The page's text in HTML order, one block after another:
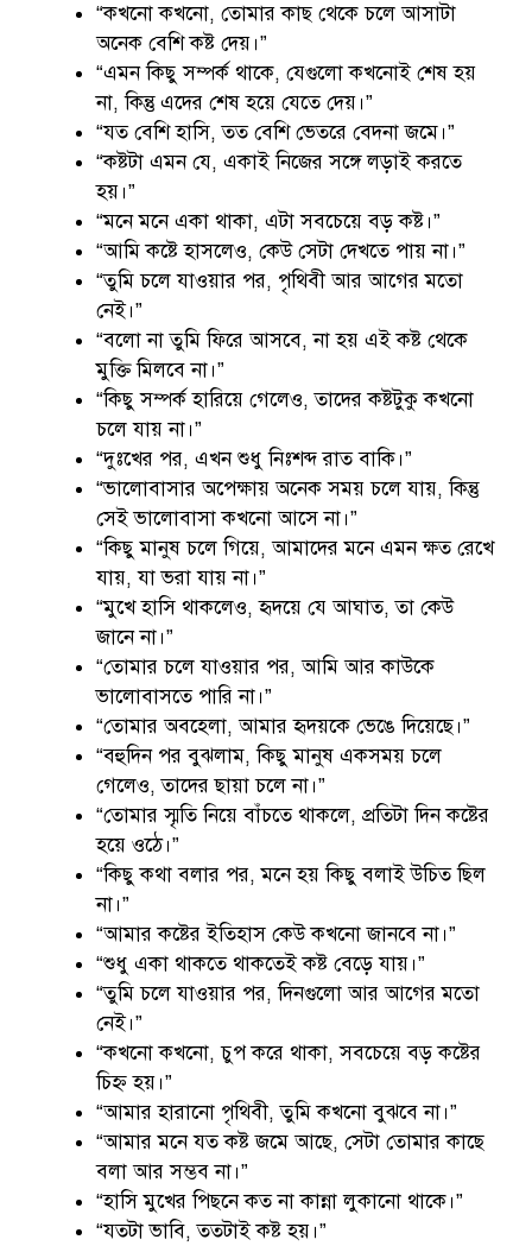
“কখনো কখনো, তোমার কাছ থেকে চলে আসাটা
অনেক বেশি কষ্ট দেয়।”
“এমন কিছু সম্পর্ক থাকে, যেগুলো কখনোই শেষ হয়
না, কিন্তু এদের শেষ হয়ে যেতে দেয়।”
“যত বেশি হাসি, তত বেশি ভেতরে বেদনা জমে।”
“কষ্টটা এমন যে, একাই নিজের সঙ্গে লড়াই করতে
হয়।”
“মনে মনে একা থাকা, এটা সবচেয়ে বড় কষ্ট।”
“আমি কষ্টে হাসলেও, কেউ সেটা দেখতে পায় না।”
“তুমি চলে যাওয়ার পর, পৃথিবী আর আগের মতো
নেই।”
“বলো না তুমি ফিরে আসবে, না হয় এই কষ্ট থেকে
মুক্তি মিলবে না।”
“কিছু সম্পর্ক হারিয়ে গেলেও, তাদের কষ্টটুকু কখনো
চলে যায় না।”
“দুঃখের পর, এখন শুধু নিঃশব্দ রাত বাকি।”
“ভালোবাসার অপেক্ষায় অনেক সময় চলে যায়, কিন্তু
সেই ভালোবাসা কখনো আসে না।”
“কিছু মানুষ চলে গিয়ে, আমাদের মনে এমন ক্ষত রেখে
যায়, যা ভরা যায় না।”
“মুখে হাসি থাকলেও, হৃদয়ে যে আঘাত, তা কেউ
জানে না।”
“তোমার চলে যাওয়ার পর, আমি আর কাউকে
ভালোবাসতে পারি না।”
“তোমার অবহেলা, আমার হৃদয়কে ভেঙে দিয়েছে।”
“বহুদিন পর বুঝলাম, কিছু মানুষ একসময় চলে
গেলেও, তাদের ছায়া চলে না।”
“তোমার স্মৃতি নিয়ে বাঁচতে থাকলে, প্রতিটা দিন কষ্টের
হয়ে ওঠে।”
“কিছু কথা বলার পর, মনে হয় কিছু বলাই উচিত ছিল
না।”
“আমার কষ্টের ইতিহাস কেউ কখনো জানবে না।”
“শুধু একা থাকতে থাকতেই কষ্ট বেড়ে যায়।”
“তুমি চলে যাওয়ার পর, দিনগুলো আর আগের মতো
নেই।”
“কখনো কখনো, চুপ করে থাকা, সবচেয়ে বড় কষ্টের
চিহ্ন হয়।”
“আমার হারানো পৃথিবী, তুমি কখনো বুঝবে না।”
“আমার মনে যত কষ্ট জমে আছে, সেটা তোমার কাছে
বলা আর সম্ভব না।”
“হাসি মুখের পিছনে কত না কান্না লুকানো থাকে।”
“যতটা ভাবি, ততটাই কষ্ট হয়।”